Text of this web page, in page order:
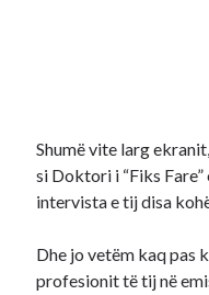
Shumë vite larg
si Doktori i “Fiks
intervista e tij disa
Dhe jo vetëm kaq pas
profesionit të tij në